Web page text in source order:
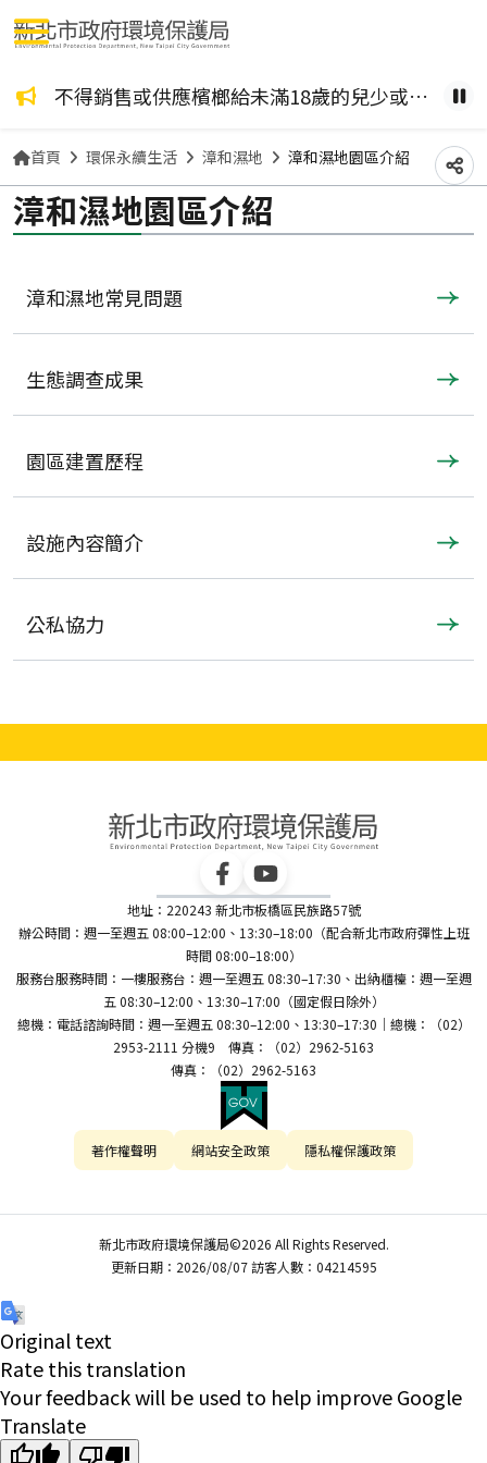
咖啡檳榔、檳榔糖葫蘆？ 檳榔不管加了什麼風味，都是致癌物！請拒絕嚼食。 不得銷售或供應檳榔給未滿18歲的兒少或孕婦。 健暫
選單按鈕
首頁 環保永續生活 漳和濕地 漳和濕地園區介紹
分
漳和濕地園區介紹
漳和濕地常見問題
生態調查成果
園區建置歷程
設施內容簡介
公私協力
地址：220243 新北市板橋區民族路57號
辦公時間：週一至週五 08:00–12:00、13:30–18:00（配合新北市政府彈性上班
時間 08:00–18:00）
服務台服務時間：一樓服務台：週一至週五 08:30–17:30、出納櫃檯：週一至週
五 08:30–12:00、13:30–17:00（國定假日除外）
總機：電話諮詢時間：週一至週五 08:30–12:00、13:30–17:30｜總機：（02）
2953-2111 分機9 傳真：（02）2962-5163
傳真：（02）2962-5163
著作權聲明 網站安全政策 隱私權保護政策
新北市政府環境保護局©2026 All Rights Reserved.
更新日期：2026/08/07 訪客人數：04214595
Original text
Rate this translation
Your feedback will be used to help improve Google
Translate